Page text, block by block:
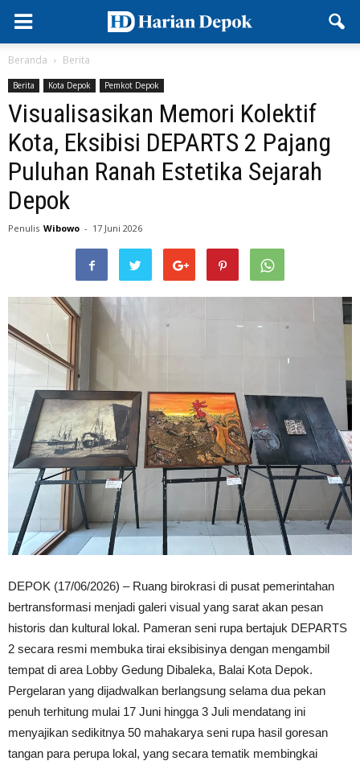
Beranda Berita
Berita Kota Depok Pemkot Depok
Visualisasikan Memori Kolektif
Kota, Eksibisi DEPARTS 2 Pajang
Puluhan Ranah Estetika Sejarah
Depok
Penulis Wibowo - 17 Juni 2026
DEPOK (17/06/2026) – Ruang birokrasi di pusat pemerintahan
bertransformasi menjadi galeri visual yang sarat akan pesan
historis dan kultural lokal. Pameran seni rupa bertajuk DEPARTS
2 secara resmi membuka tirai eksibisinya dengan mengambil
tempat di area Lobby Gedung Dibaleka, Balai Kota Depok.
Pergelaran yang dijadwalkan berlangsung selama dua pekan
penuh terhitung mulai 17 Juni hingga 3 Juli mendatang ini
menyajikan sedikitnya 50 mahakarya seni rupa hasil goresan
tangan para perupa lokal, yang secara tematik membingkai